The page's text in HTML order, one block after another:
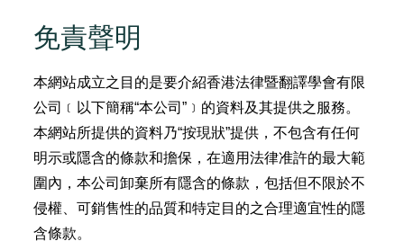
免責聲明
本網站成立之目的是要介紹香港法律暨翻譯學會有限
公司﹝以下簡稱“本公司”﹞的資料及其提供之服務。
本網站所提供的資料乃“按現狀”提供，不包含有任何
明示或隱含的條款和擔保，在適用法律准許的最大範
圍內，本公司卸棄所有隱含的條款，包括但不限於不
侵權、可銷售性的品質和特定目的之合理適宜性的隱
含條款。